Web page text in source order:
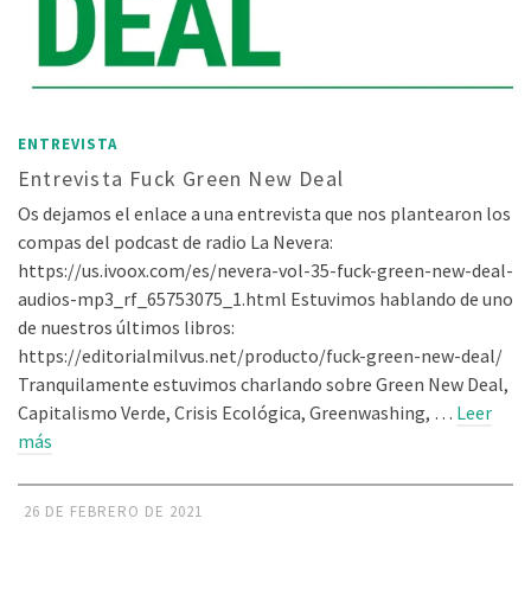
ENTREVISTA
Entrevista Fuck Green New Deal
Os dejamos el enlace a una entrevista que nos plantearon los
compas del podcast de radio La Nevera:
https://us.ivoox.com/es/nevera-vol-35-fuck-green-new-deal-
audios-mp3_rf_65753075_1.html Estuvimos hablando de uno
de nuestros últimos libros:
https://editorialmilvus.net/producto/fuck-green-new-deal/
Tranquilamente estuvimos charlando sobre Green New Deal,
Capitalismo Verde, Crisis Ecológica, Greenwashing, … Leer
más
26 DE FEBRERO DE 2021